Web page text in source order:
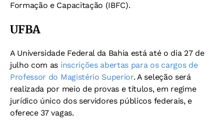
Formação e Capacitação (IBFC).
UFBA
A Universidade Federal da Bahia está até o dia 27 de
julho com as inscrições abertas para os cargos de
Professor do Magistério Superior. A seleção será
realizada por meio de provas e títulos, em regime
jurídico único dos servidores públicos federais, e
oferece 37 vagas.